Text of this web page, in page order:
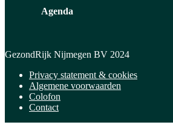
Agenda
GezondRijk Nijmegen BV 2024
Privacy statement & cookies
Algemene voorwaarden
Colofon
Contact